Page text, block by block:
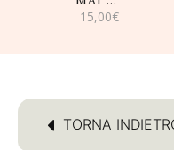
15,00€
TORNA